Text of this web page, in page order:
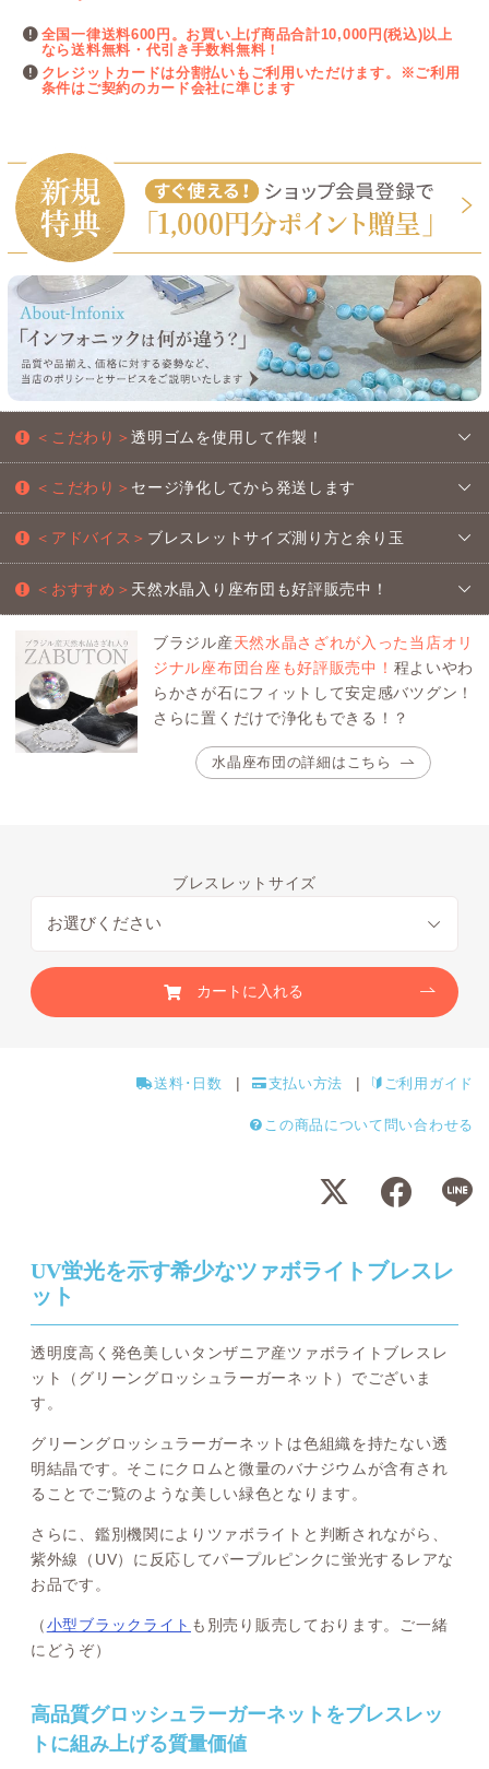
全国一律送料600円。お買い上げ商品合計10,000円(税込)以上
なら送料無料・代引き手数料無料！
クレジットカードは分割払いもご利用いただけます。※ご利用
条件はご契約のカード会社に準じます
＜こだわり＞透明ゴムを使用して作製！
＜こだわり＞ セージ浄化してから発送します
＜アドバイス＞ ブレスレットサイズ測り方と余り玉
＜おすすめ＞ 天然水晶入り座布団も好評販売中！
ブラジル産天然水晶さざれが入った当店オリ
ジナル座布団台座も好評販売中！ 程よいやわ
らかさが石にフィットして安定感バツグン！
さらに置くだけで浄化もできる！？
水晶座布団の詳細はこちら
ブレスレットサイズ
カートに入れる
送料･日数 支払い方法 ご利用ガイド
この商品について問い合わせる
UV蛍光を示す希少なツァボライトブレスレ
ット
透明度高く発色美しいタンザニア産ツァボライトブレスレ
ット（グリーングロッシュラーガーネット）でございま
す。
グリーングロッシュラーガーネットは色組織を持たない透
明結晶です。そこにクロムと微量のバナジウムが含有され
ることでご覧のような美しい緑色となります。
さらに、鑑別機関によりツァボライトと判断されながら、
紫外線（UV）に反応してパープルピンクに蛍光するレアな
お品です。
（小型ブラックライト も別売り販売しております。ご一緒
にどうぞ）
高品質グロッシュラーガーネットをブレスレッ
トに組み上げる質量価値